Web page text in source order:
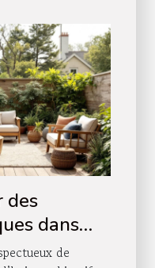
des
dans
?
de